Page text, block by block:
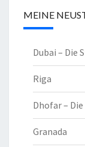
MEINE
Dubai – Die
Riga
Dhofar –
Granada